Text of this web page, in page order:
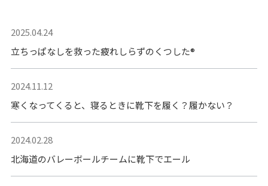
2025.04.24
立ちっぱなしを救った疲れしらずのくつした®
2024.11.12
寒くなってくると、寝るときに靴下を履く？履かない？
2024.02.28
北海道のバレーボールチームに靴下でエール